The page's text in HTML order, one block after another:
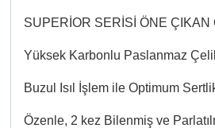
SUPERİOR SERİSİ ÖNE ÇIKAN
Yüksek Karbonlu Paslanmaz
Buzul Isıl İşlem ile Optimum
Özenle, 2 kez Bilenmiş ve